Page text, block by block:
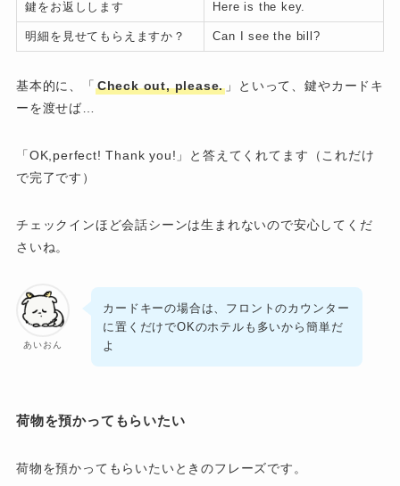
鍵をお返しします Here is the key.
明細を見せてもらえますか？ Can I see the bill?
基本的に、「 Check out, please. 」といって、鍵やカードキ
ーを渡せば…
「OK,perfect! Thank you!」と答えてくれてます（これだけ
で完了です）
チェックインほど会話シーンは生まれないので安心してくだ
さいね。
あいおん
カードキーの場合は、フロントのカウンター
に置くだけでOKのホテルも多いから簡単だ
よ
荷物を預かってもらいたい
荷物を預かってもらいたいときのフレーズです。